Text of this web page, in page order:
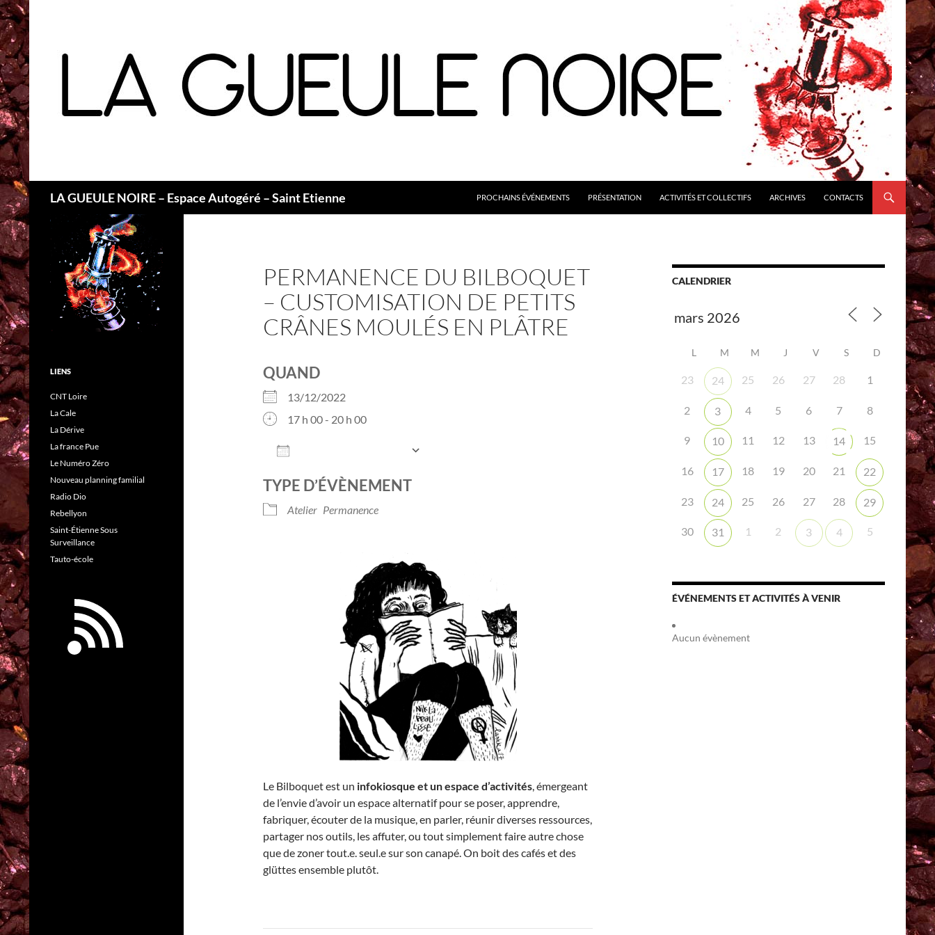
LA GUEULE NOIRE – Espace Autogéré – Saint Etienne PROCHAINS ÉVÉNEMENTS PRÉSENTATION ACTIVITÉS ET COLLECTIFS ARCHIVES CONTACTS
PERMANENCE DU BILBOQUET
– CUSTOMISATION DE PETITS
CRÂNES MOULÉS EN PLÂTRE
QUAND
13/12/2022
17 h 00 - 20 h 00
iCalendar Office 365
TYPE D’ÉVÈNEMENT
Atelier Permanence
Le Bilboquet est un infokiosque et un espace d’activités, émergeant
de l’envie d’avoir un espace alternatif pour se poser, apprendre,
fabriquer, écouter de la musique, en parler, réunir diverses ressources,
partager nos outils, les affuter, ou tout simplement faire autre chose
que de zoner tout.e. seul.e sur son canapé. On boit des cafés et des
glüttes ensemble plutôt.
CALENDRIER
L M M J V S D
23 24 25 26 27 28 1
2 3 4 5 6 7 8
9 10 11 12 13 14 15
16 17 18 19 20 21 22
23 24 25 26 27 28 29
30 31 1 2 3 4 5
ÉVÉNEMENTS ET ACTIVITÉS À VENIR
Aucun évènement
LIENS
CNT Loire
La Cale
La Dérive
La france Pue
Le Numéro Zéro
Nouveau planning familial
Radio Dio
Rebellyon
Saint-Étienne Sous
Surveillance
Tauto-école